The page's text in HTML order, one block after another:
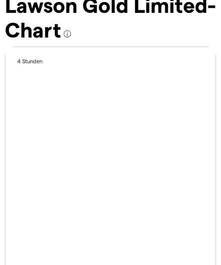
Chart
4 Stunden